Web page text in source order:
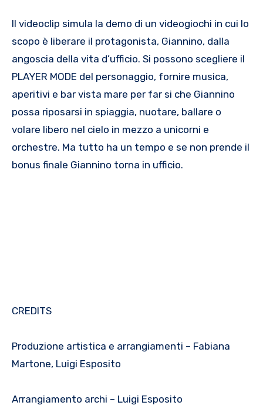
Il videoclip simula la demo di un videogiochi in cui lo
scopo è liberare il protagonista, Giannino, dalla
angoscia della vita d’ufficio. Si possono scegliere il
PLAYER MODE del personaggio, fornire musica,
aperitivi e bar vista mare per far si che Giannino
possa riposarsi in spiaggia, nuotare, ballare o
volare libero nel cielo in mezzo a unicorni e
orchestre. Ma tutto ha un tempo e se non prende il
bonus finale Giannino torna in ufficio.
CREDITS
Produzione artistica e arrangiamenti – Fabiana
Martone, Luigi Esposito
Arrangiamento archi – Luigi Esposito